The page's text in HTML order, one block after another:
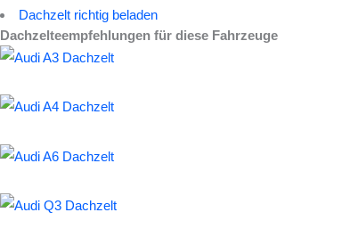
Dachzelt richtig beladen
Dachzelteempfehlungen für diese Fahrzeuge